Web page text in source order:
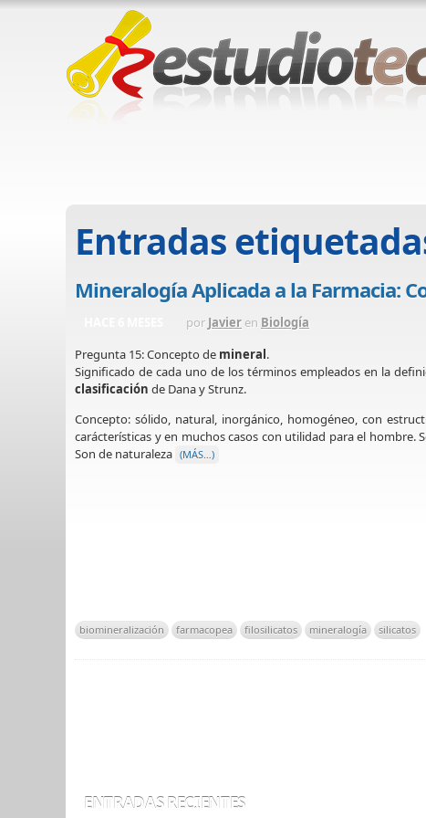
Entradas
Mineralogía Aplicada a la Farmacia:
por Javier en Biología
Pregunta 15: Concepto de mineral.
Significado de cada uno de los términos empleados en la
clasificación de Dana y Strunz.
Concepto: sólido, natural, inorgánico, homogéneo, con
carácterísticas y en muchos casos con utilidad para el
Son de naturaleza (MÁS…)
biomineralización farmacopea filosilicatos mineralogía silicatos
ENTRADAS RECIENTES